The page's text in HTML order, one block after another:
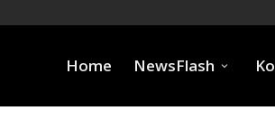
Home NewsFlash